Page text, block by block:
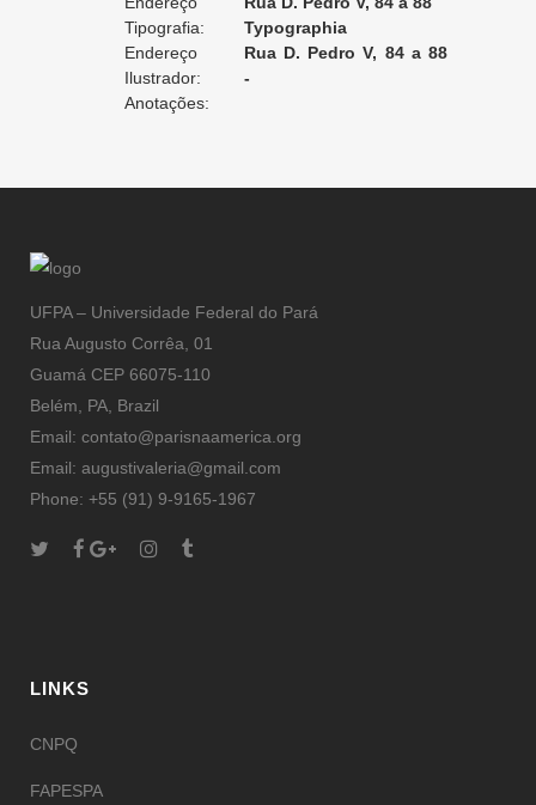
da Editora:
Tipografia:
Typographia
Endereço
da Tipografia:
Rua D. Pedro V, 84 a 88
[Lisboa]
Ilustrador:
-
Anotações:
UFPA – Universidade Federal do Pará
Rua Augusto Corrêa, 01
Guamá CEP 66075-110
Belém, PA, Brazil
Email: contato@parisnaamerica.org
Email: augustivaleria@gmail.com
Phone: +55 (91) 9-9165-1967
LINKS
CNPQ
FAPESPA